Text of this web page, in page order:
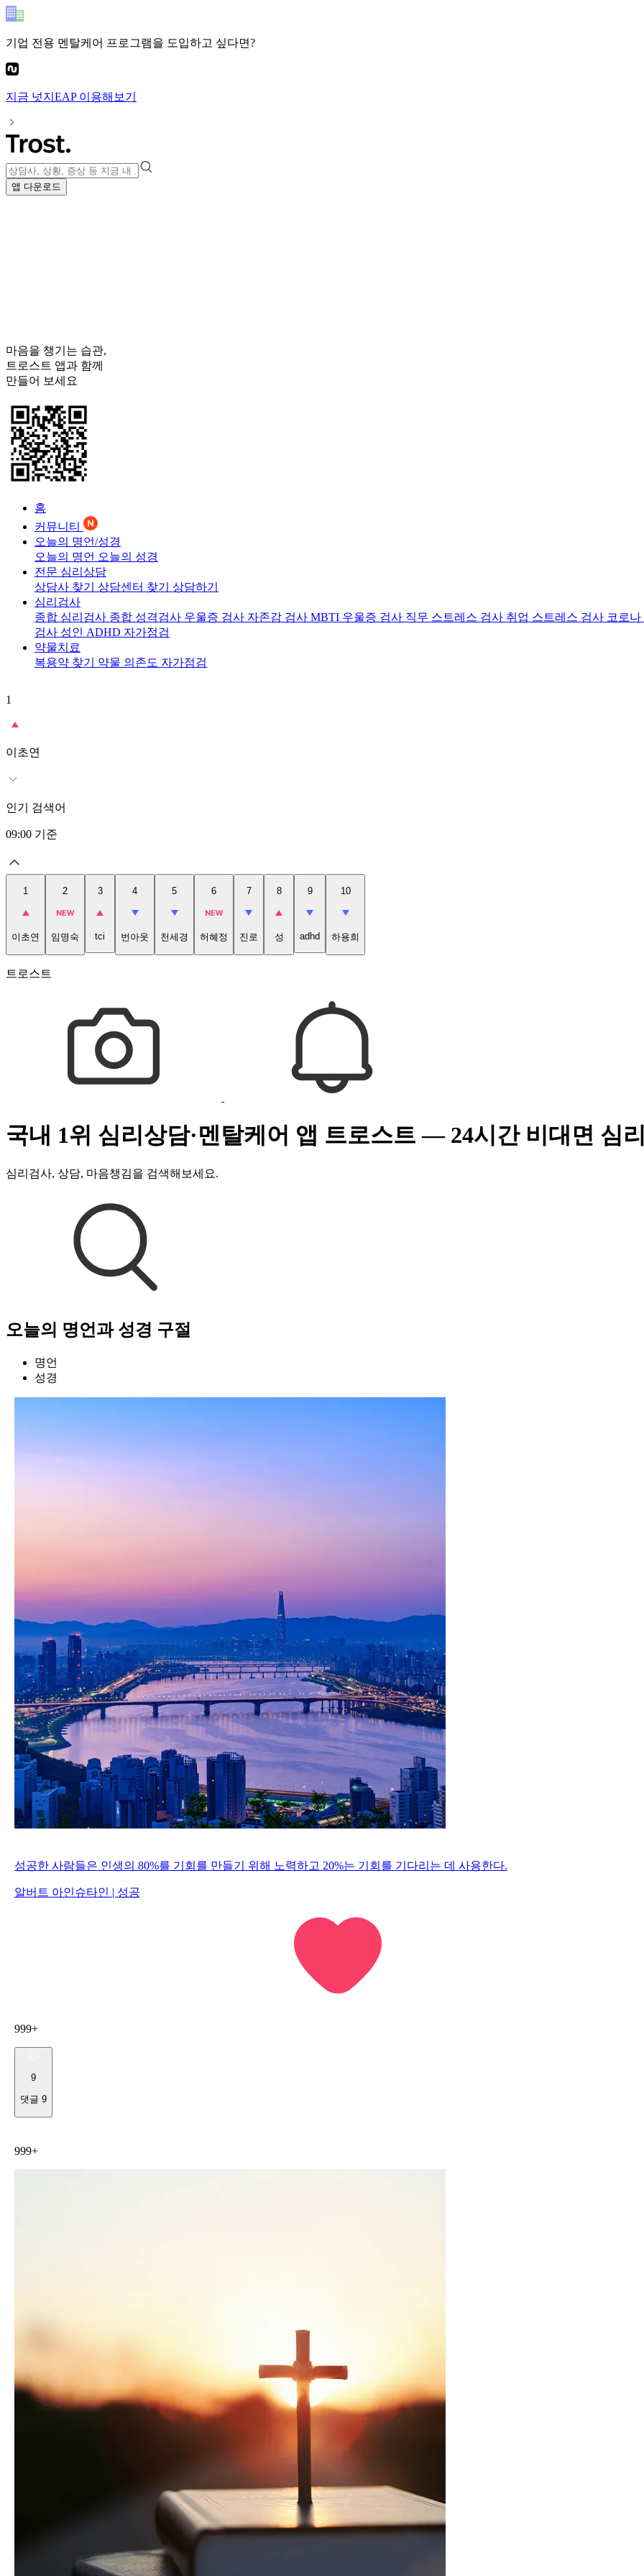
기업 전용 멘탈케어 프로그램을 도입하고 싶다면?
지금 넛지EAP이용해보기
앱 다운로드
마음을 챙기는 습관,
트로스트 앱과 함께
만들어 보세요
홈
커뮤니티
오늘의 명언/성경
오늘의 명언 오늘의 성경
전문 심리상담
상담사 찾기 상담센터 찾기 상담하기
심리검사
종합 심리검사 종합 성격검사 우울증 검사 자존감 검사 MBTI 우울증 검사 직무 스트레스 검사 취업 스트레스 검사 코로
검사 성인 ADHD 자가점검
약물치료
복용약 찾기 약물 의존도 자가점검
1
이초연
인기 검색어
09:00 기준
1
이초연
2
임명숙
3
tci
4
번아웃
5
천세경
6
허혜정
7
진로
8
성
9
adhd
10
하용희
트로스트
국내 1위 심리상담·멘탈케어 앱 트로스트 — 24시간 비대면 심
심리검사, 상담, 마음챙김을 검색해보세요.
오늘의 명언과 성경 구절
명언
성경
성공한 사람들은 인생의 80%를 기회를 만들기 위해 노력하고 20%는 기회를 기다리는 데 사용한다.
알버트 아인슈타인 | 성공
999+
9
댓글 9
999+